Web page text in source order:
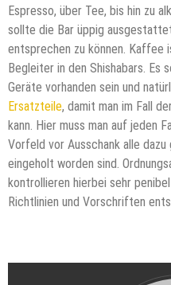
Espresso, über Tee, bis hin zu
sollte die Bar üppig
entsprechen zu können. Kaffee
Begleiter in den Shishabars. Es
Geräte vorhanden sein und
Ersatzteile, damit man im Fall
kann. Hier muss man auf jeden
Vorfeld vor Ausschank alle dazu
eingeholt worden sind.
kontrollieren hierbei sehr
Richtlinien und Vorschriften